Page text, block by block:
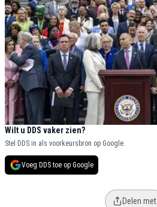
Wilt u DDS vaker zien?
Stel DDS in als voorkeursbron op Google.
Voeg DDS toe op Google
Delen met